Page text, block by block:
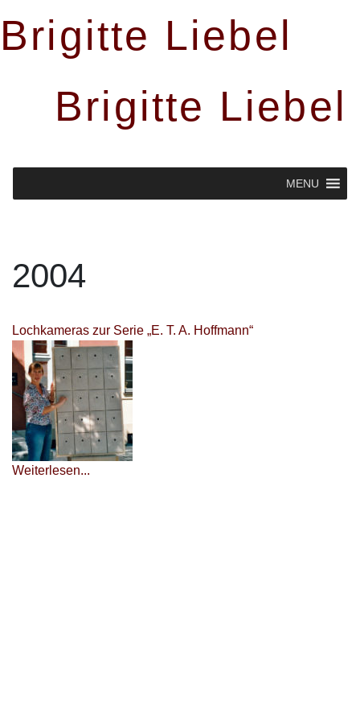
Brigitte Liebel
Brigitte Liebel
MENU
2004
Lochkameras zur Serie „E. T. A. Hoffmann“
Weiterlesen...